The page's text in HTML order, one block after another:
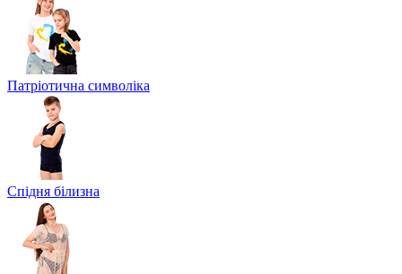
Патріотична символіка
Спідня білизна